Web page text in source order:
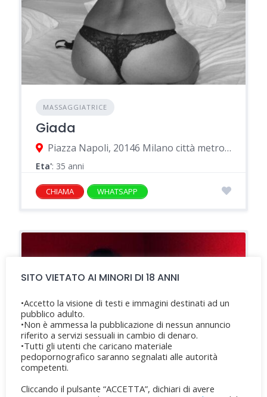
MASSAGGIATRICE
Giada
Piazza Napoli, 20146 Milano città metropolitana di Milano, Italia
Eta': 35 anni
CHIAMA WHATSAPP
SITO VIETATO AI MINORI DI 18 ANNI
•Accetto la visione di testi e immagini destinati ad un
pubblico adulto.
•Non è ammessa la pubblicazione di nessun annuncio
riferito a servizi sessuali in cambio di denaro.
•Tutti gli utenti che caricano materiale
pedopornografico saranno segnalati alle autorità
competenti.
Cliccando il pulsante “ACCETTA”, dichiari di avere